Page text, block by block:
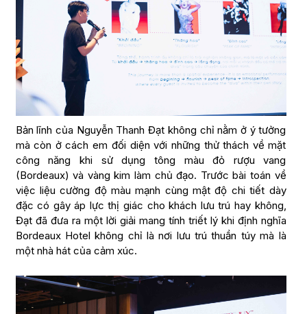
Bản lĩnh của Nguyễn Thanh Đạt không chỉ nằm ở ý tưởng
mà còn ở cách em đối diện với những thử thách về mặt
công năng khi sử dụng tông màu đỏ rượu vang
(Bordeaux) và vàng kim làm chủ đạo. Trước bài toán về
việc liệu cường độ màu mạnh cùng mật độ chi tiết dày
đặc có gây áp lực thị giác cho khách lưu trú hay không,
Đạt đã đưa ra một lời giải mang tính triết lý khi định nghĩa
Bordeaux Hotel không chỉ là nơi lưu trú thuần túy mà là
một nhà hát của cảm xúc.